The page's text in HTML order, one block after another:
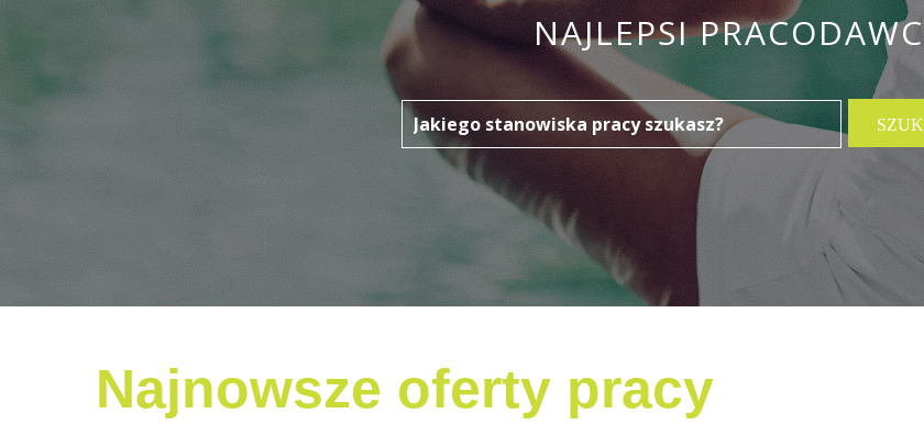
NAJLEPSI
Najnowsze oferty pracy